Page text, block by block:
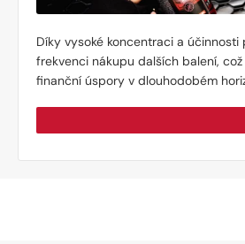
Díky vysoké koncentraci a účinnosti
frekvenci nákupu dalších balení,
finanční úspory v dlouhodobém